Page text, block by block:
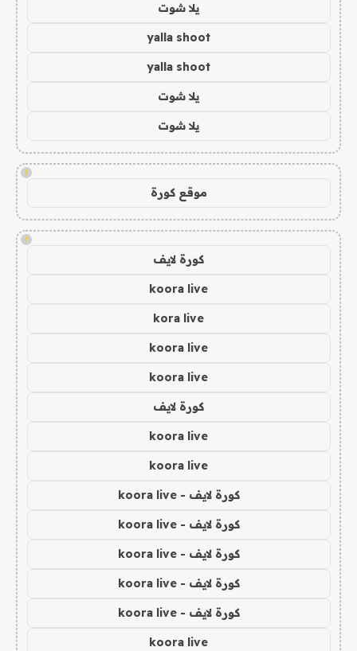
يلا شوت
yalla shoot
yalla shoot
يلا شوت
يلا شوت
!
موقع كورة
!
كورة لايف
koora live
kora live
koora live
koora live
كورة لايف
koora live
koora live
كورة لايف - koora live
كورة لايف - koora live
كورة لايف - koora live
كورة لايف - koora live
كورة لايف - koora live
koora live